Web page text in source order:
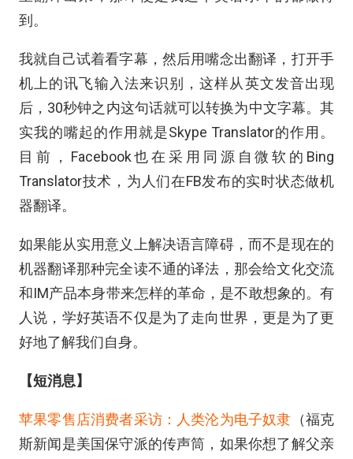
到。
我就自己试着看字幕，然后用嘴念出翻译，打开手
机上的讯飞输入法来识别，这样从英文发音出现
后，30秒钟之内这句话就可以转换为中文字幕。其
实我的嘴起的作用就是Skype Translator的作用。
目前，Facebook也在采用同源自微软的Bing
Translator技术，为人们在FB发布的实时状态做机
器翻译。
如果能从实用意义上解决语言障碍，而不是现在的
机器翻译那种完全读不通的译法，那会给文化交流
和IM产品本身带来怎样的革命，是不敢想象的。有
人说，学好英语不仅是为了走向世界，更是为了更
好地了解我们自身。
【短消息】
苹果零售店消费者采访：人类沦为电子奴隶 （福克
斯新闻是美国保守派的传声筒，如果你想了解父亲